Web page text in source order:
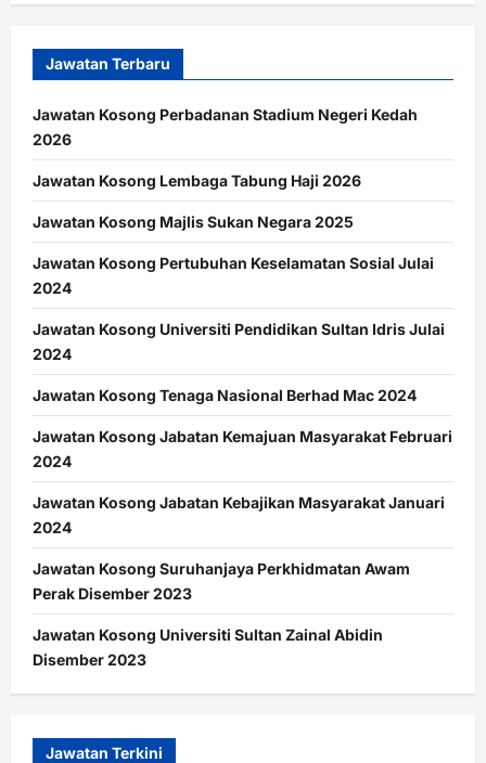
Jawatan Terbaru
Jawatan Kosong Perbadanan Stadium Negeri Kedah
2026
Jawatan Kosong Lembaga Tabung Haji 2026
Jawatan Kosong Majlis Sukan Negara 2025
Jawatan Kosong Pertubuhan Keselamatan Sosial Julai
2024
Jawatan Kosong Universiti Pendidikan Sultan Idris Julai
2024
Jawatan Kosong Tenaga Nasional Berhad Mac 2024
Jawatan Kosong Jabatan Kemajuan Masyarakat Februari
2024
Jawatan Kosong Jabatan Kebajikan Masyarakat Januari
2024
Jawatan Kosong Suruhanjaya Perkhidmatan Awam
Perak Disember 2023
Jawatan Kosong Universiti Sultan Zainal Abidin
Disember 2023
Jawatan Terkini